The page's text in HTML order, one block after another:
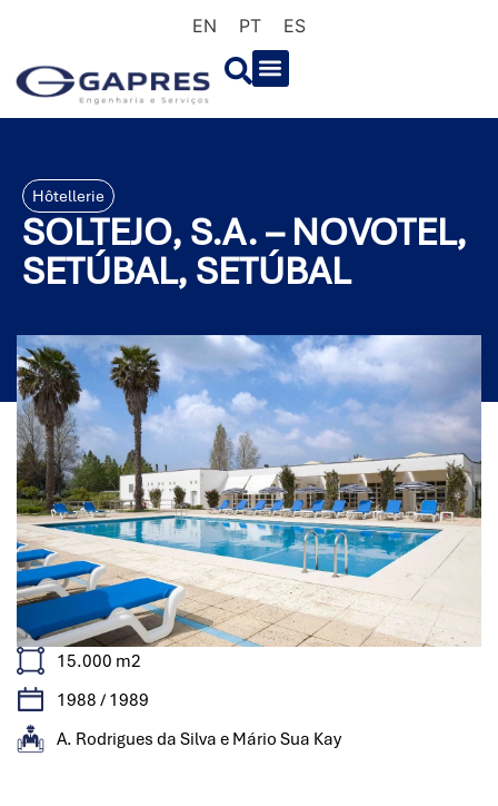
EN PT ES
Hôtellerie
SOLTEJO, S.A. – NOVOTEL,
SETÚBAL, SETÚBAL
15.000 m2
1988 / 1989
A. Rodrigues da Silva e Mário Sua Kay